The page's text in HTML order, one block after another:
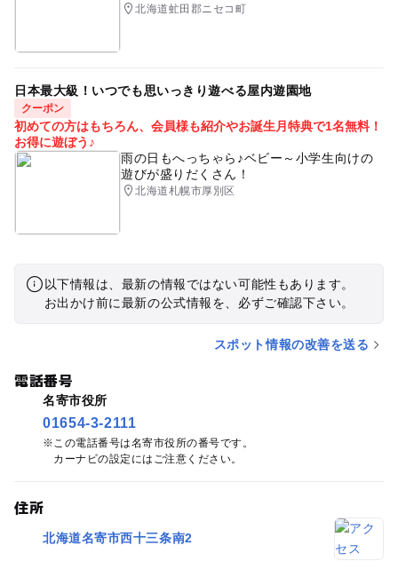
北海道虻田郡ニセコ町
日本最大級！いつでも思いっきり遊べる屋内遊園地
クーポン
初めての方はもちろん、会員様も紹介やお誕生月特典で1名無料！
お得に遊ぼう♪
雨の日もへっちゃら♪ベビー～小学生向けの
遊びが盛りだくさん！
北海道札幌市厚別区
以下情報は、最新の情報ではない可能性もあります。
お出かけ前に最新の公式情報を、必ずご確認下さい。
スポット情報の改善を送る
電話番号
名寄市役所
01654-3-2111
この電話番号は名寄市役所の番号です。
カーナビの設定にはご注意ください。
住所
北海道名寄市西十三条南2